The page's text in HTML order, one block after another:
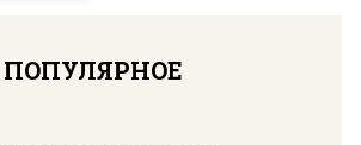
ПОПУЛЯРНОЕ